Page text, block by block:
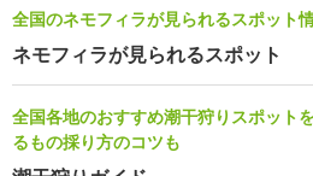
全国のネモフィラが見られるスポット
ネモフィラが見られるスポット
全国各地のおすすめ潮干狩りスポット
るもの採り方のコツも